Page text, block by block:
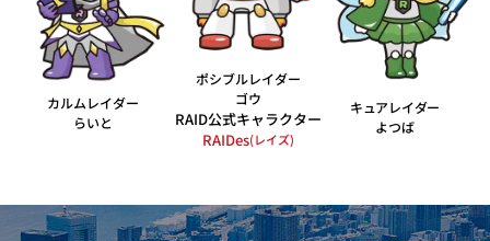
カルムレイダー
らいと
ポシブルレイダー
ゴウ
RAID公式キャラクター
RAIDes(レイズ)
キュアレイダー
よつば